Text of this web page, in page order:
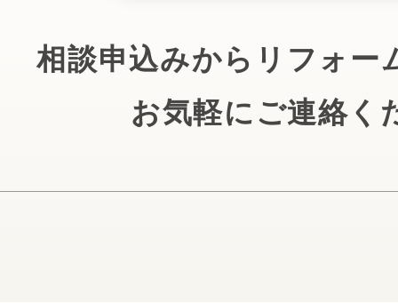
相談申込みからリフォー
お気軽にご連絡く